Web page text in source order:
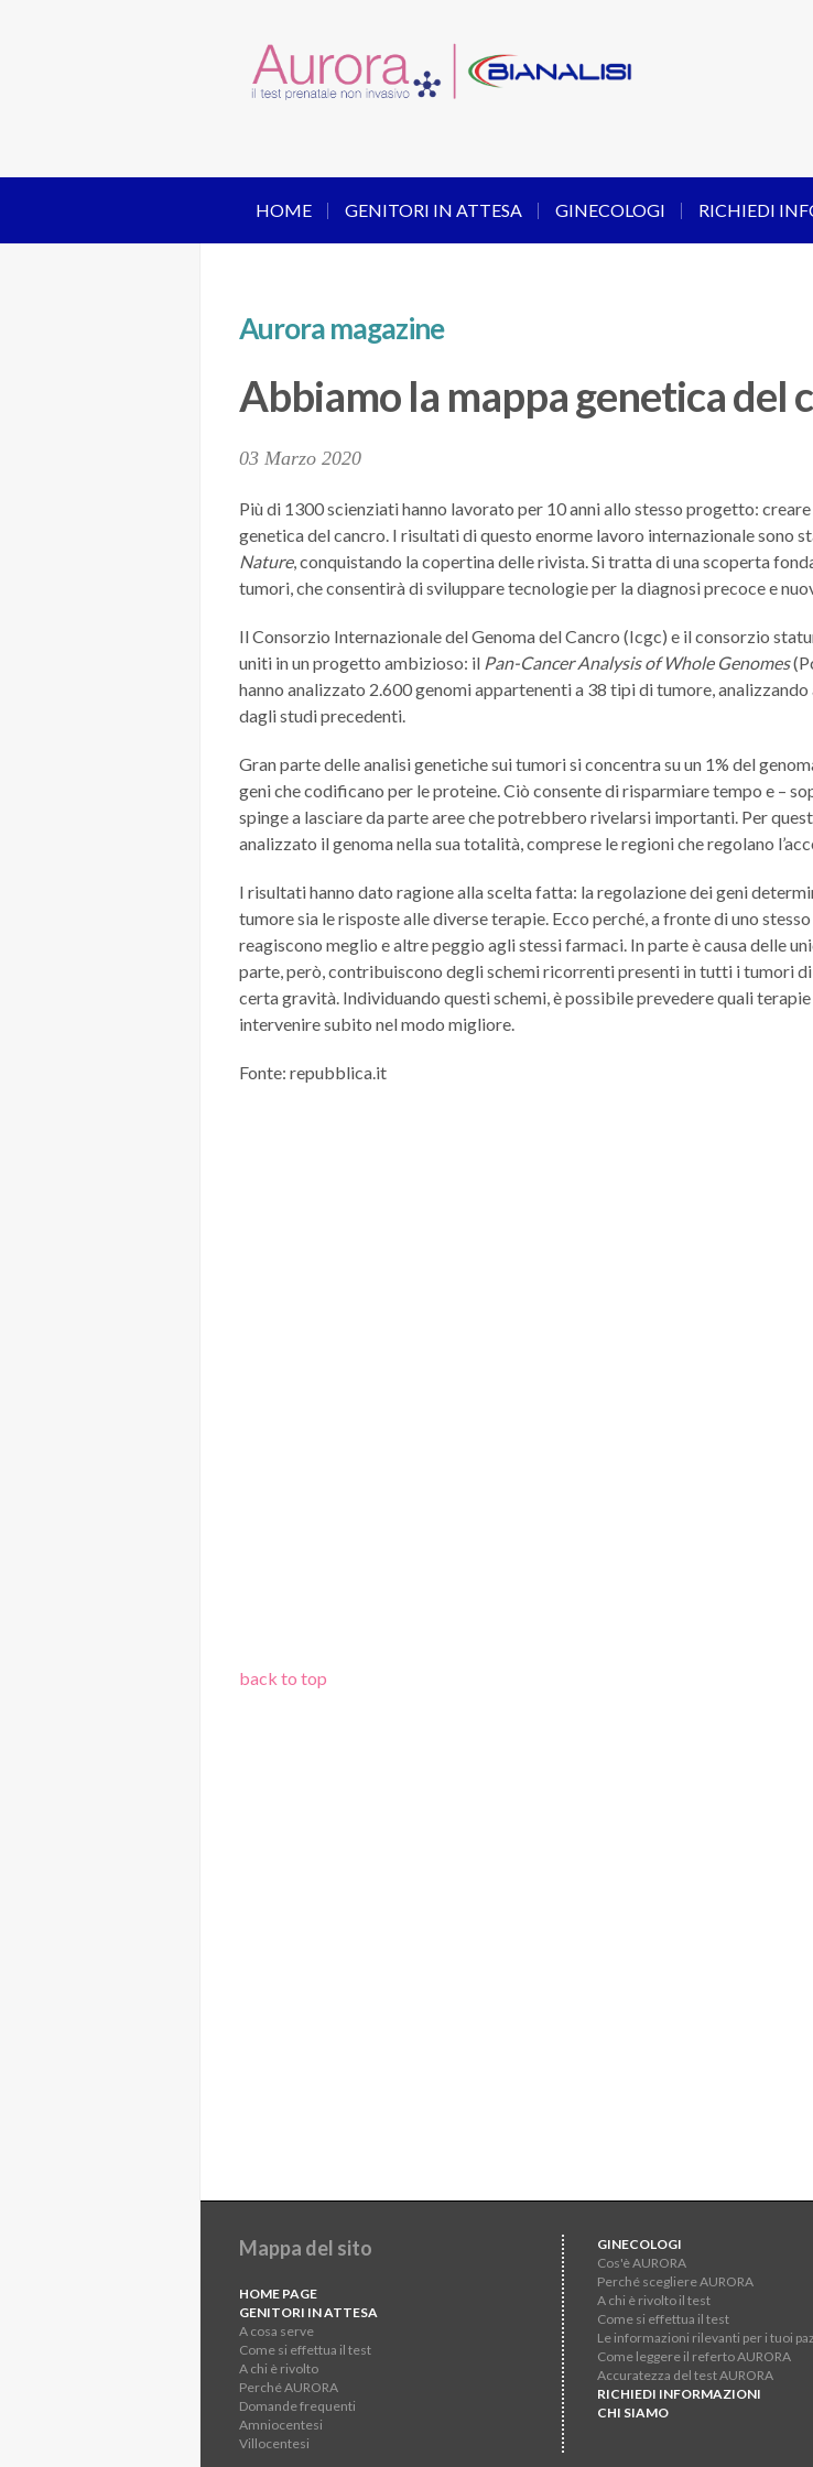
HOME GENITORI IN ATTESA GINECOLOGI RICHIEDI
Aurora magazine
Abbiamo la mappa genetica del
03 Marzo 2020
Più di 1300 scienziati hanno lavorato per 10 anni allo stesso progetto: creare
genetica del cancro. I risultati di questo enorme lavoro internazionale sono
Nature, conquistando la copertina delle rivista. Si tratta di una scoperta
tumori, che consentirà di sviluppare tecnologie per la diagnosi precoce e
Il Consorzio Internazionale del Genoma del Cancro (Icgc) e il consorzio
uniti in un progetto ambizioso: il Pan-Cancer Analysis of Whole Genomes
hanno analizzato 2.600 genomi appartenenti a 38 tipi di tumore,
dagli studi precedenti.
Gran parte delle analisi genetiche sui tumori si concentra su un 1% del
geni che codificano per le proteine. Ciò consente di risparmiare tempo e –
spinge a lasciare da parte aree che potrebbero rivelarsi importanti. Per
analizzato il genoma nella sua totalità, comprese le regioni che regolano
I risultati hanno dato ragione alla scelta fatta: la regolazione dei geni
tumore sia le risposte alle diverse terapie. Ecco perché, a fronte di uno
reagiscono meglio e altre peggio agli stessi farmaci. In parte è causa delle
parte, però, contribuiscono degli schemi ricorrenti presenti in tutti i tumori
certa gravità. Individuando questi schemi, è possibile prevedere quali
intervenire subito nel modo migliore.
Fonte: repubblica.it
back to top
Mappa del sito
HOME PAGE
GENITORI IN ATTESA
A cosa serve
Come si effettua il test
A chi è rivolto
Perché AURORA
Domande frequenti
Amniocentesi
Villocentesi
GINECOLOGI
Cos'è AURORA
Perché scegliere AURORA
A chi è rivolto il test
Come si effettua il test
Le informazioni rilevanti per i tuoi
Come leggere il referto AURORA
Accuratezza del test AURORA
RICHIEDI INFORMAZIONI
CHI SIAMO